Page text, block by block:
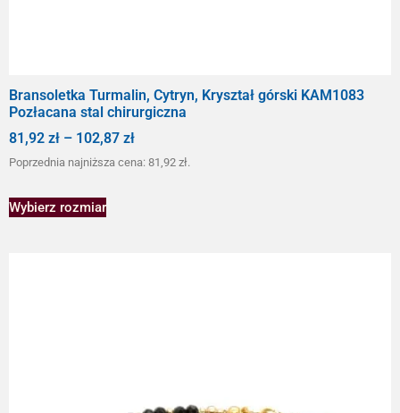
Bransoletka Turmalin, Cytryn, Kryształ górski KAM1083
Pozłacana stal chirurgiczna
81,92 zł – 102,87 zł
Poprzednia najniższa cena: 81,92 zł.
Wybierz rozmiar